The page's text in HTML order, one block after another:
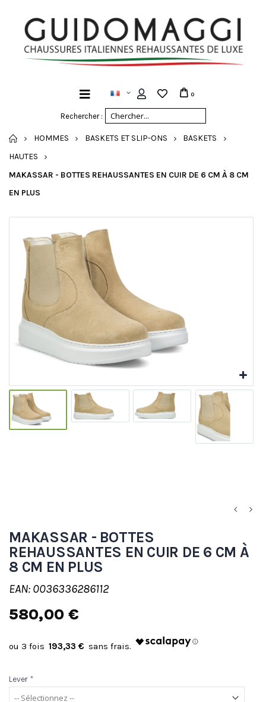
Rechercher :
0
ACCUEIL
HOMMES BASKETS ET SLIP-ONS
BASKETS
HAUTES
MAKASSAR - BOTTES REHAUSSANTES EN CUIR DE 6 CM À 8 CM
EN PLUS
MAKASSAR - BOTTES
REHAUSSANTES EN CUIR DE 6 CM À
8 CM EN PLUS
EAN: 0036336286112
580,00 €
193,33 €
Lever *